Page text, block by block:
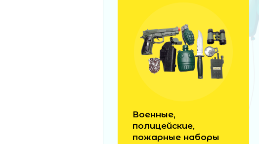
Военные,
полицейские,
пожарные наборы